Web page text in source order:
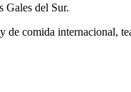
Gales del Sur.
comida internacional,